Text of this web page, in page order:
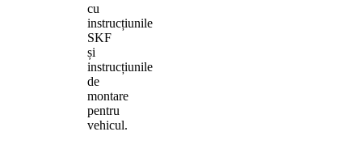
cu
instrucțiunile
SKF
și
instrucțiunile
de
montare
pentru
vehicul.